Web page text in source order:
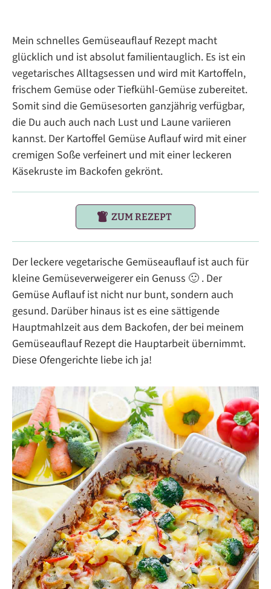
Mein schnelles Gemüseauflauf Rezept macht
glücklich und ist absolut familientauglich. Es ist ein
vegetarisches Alltagsessen und wird mit Kartoffeln,
frischem Gemüse oder Tiefkühl-Gemüse zubereitet.
Somit sind die Gemüsesorten ganzjährig verfügbar,
die Du auch auch nach Lust und Laune variieren
kannst. Der Kartoffel Gemüse Auflauf wird mit einer
cremigen Soße verfeinert und mit einer leckeren
Käsekruste im Backofen gekrönt.
ZUM REZEPT
Der leckere vegetarische Gemüseauflauf ist auch für
kleine Gemüseverweigerer ein Genuss 🙂 . Der
Gemüse Auflauf ist nicht nur bunt, sondern auch
gesund. Darüber hinaus ist es eine sättigende
Hauptmahlzeit aus dem Backofen, der bei meinem
Gemüseauflauf Rezept die Hauptarbeit übernimmt.
Diese Ofengerichte liebe ich ja!